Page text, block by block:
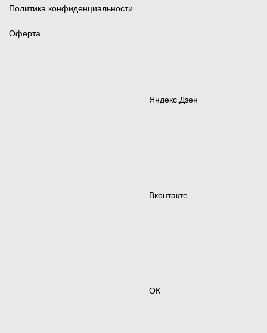
Политика конфиденциальности
Оферта
Яндекс.Дзен
Вконтакте
ОК